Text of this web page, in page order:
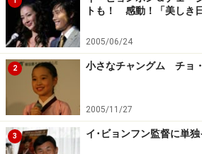
トも！ 感動！「美しき
2005/06/24
2 小さなチャングム チョ
2005/11/27
3 イ･ビョンフン監督に単